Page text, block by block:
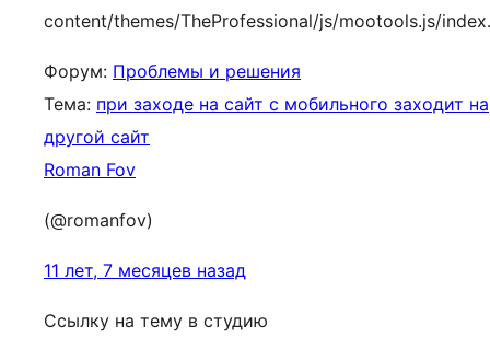
content/themes/TheProfessional/js/mootools.js/
Форум: Проблемы и решения
Тема: при заходе на сайт с мобильного заходит на
другой сайт
Roman Fov
(@romanfov)
11 лет, 7 месяцев назад
Ссылку на тему в студию